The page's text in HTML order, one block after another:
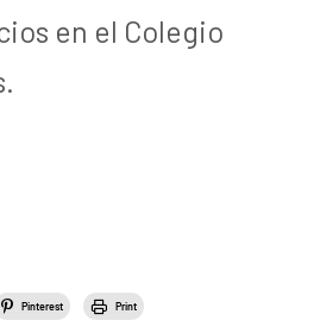
en el Colegio
Pinterest Print